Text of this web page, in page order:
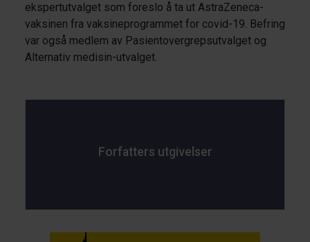
ekspertutvalget som foreslo å ta ut AstraZeneca-
vaksinen fra vaksineprogrammet for covid-19. Befring
var også medlem av Pasientovergrepsutvalget og
Alternativ medisin-utvalget.
Forfatters utgivelser